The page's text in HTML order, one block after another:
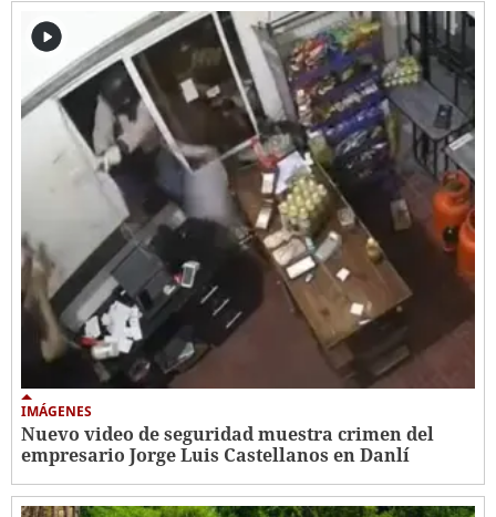
IMÁGENES
Nuevo video de seguridad muestra crimen del
empresario Jorge Luis Castellanos en Danlí